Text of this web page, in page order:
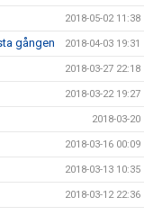
2018-05-02 11:38
gången 2018-04-03 19:31
2018-03-27 22:18
2018-03-22 19:27
2018-03-20
2018-03-16 00:09
2018-03-13 10:35
2018-03-12 22:36